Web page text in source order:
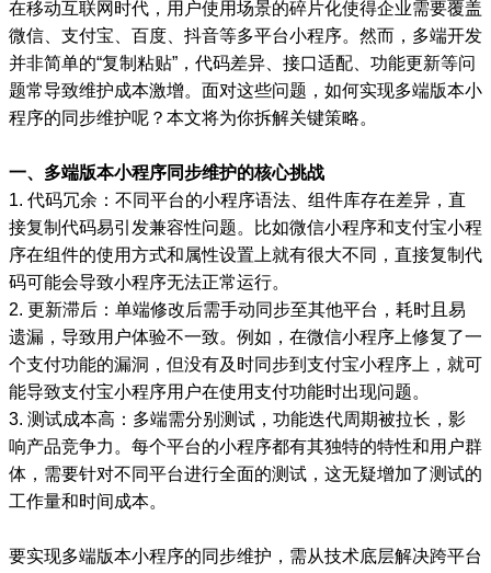
在移动互联网时代，用户使用场景的碎片化使得企业需要覆盖
微信、支付宝、百度、抖音等多平台小程序。然而，多端开发
并非简单的“复制粘贴”，代码差异、接口适配、功能更新等问
题常导致维护成本激增。面对这些问题，如何实现多端版本小
程序的同步维护呢？本文将为你拆解关键策略。
一、多端版本小程序同步维护的核心挑战
1. 代码冗余：不同平台的小程序语法、组件库存在差异，直
接复制代码易引发兼容性问题。比如微信小程序和支付宝小程
序在组件的使用方式和属性设置上就有很大不同，直接复制代
码可能会导致小程序无法正常运行。
2. 更新滞后：单端修改后需手动同步至其他平台，耗时且易
遗漏，导致用户体验不一致。例如，在微信小程序上修复了一
个支付功能的漏洞，但没有及时同步到支付宝小程序上，就可
能导致支付宝小程序用户在使用支付功能时出现问题。
3. 测试成本高：多端需分别测试，功能迭代周期被拉长，影
响产品竞争力。每个平台的小程序都有其独特的特性和用户群
体，需要针对不同平台进行全面的测试，这无疑增加了测试的
工作量和时间成本。
要实现多端版本小程序的同步维护，需从技术底层解决跨平台